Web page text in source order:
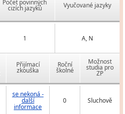
Počet povinných
cizích jazyků Vyučované jazyky
1 A, N
Přijímací
zkouška
Roční
školné
Možnost
studia pro
ZP
se nekoná -
další
informace
0 Sluchově